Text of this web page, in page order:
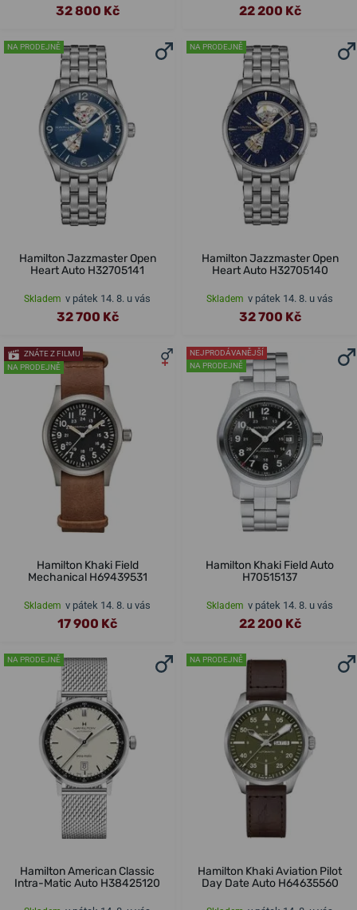
32 800 Kč 22 200 Kč
NA PRODEJNĚ
Hamilton Jazzmaster Open
Heart Auto H32705141
Skladem v pátek 14. 8. u vás
32 700 Kč
NA PRODEJNĚ
Hamilton Jazzmaster Open
Heart Auto H32705140
Skladem v pátek 14. 8. u vás
32 700 Kč
ZNÁTE Z FILMU
NA PRODEJNĚ
Hamilton Khaki Field
Mechanical H69439531
Skladem v pátek 14. 8. u vás
17 900 Kč
NEJPRODÁVANĚJŠÍ
NA PRODEJNĚ
Hamilton Khaki Field Auto
H70515137
Skladem v pátek 14. 8. u vás
22 200 Kč
NA PRODEJNĚ
Hamilton American Classic
Intra-Matic Auto H38425120
NA PRODEJNĚ
Hamilton Khaki Aviation Pilot
Day Date Auto H64635560